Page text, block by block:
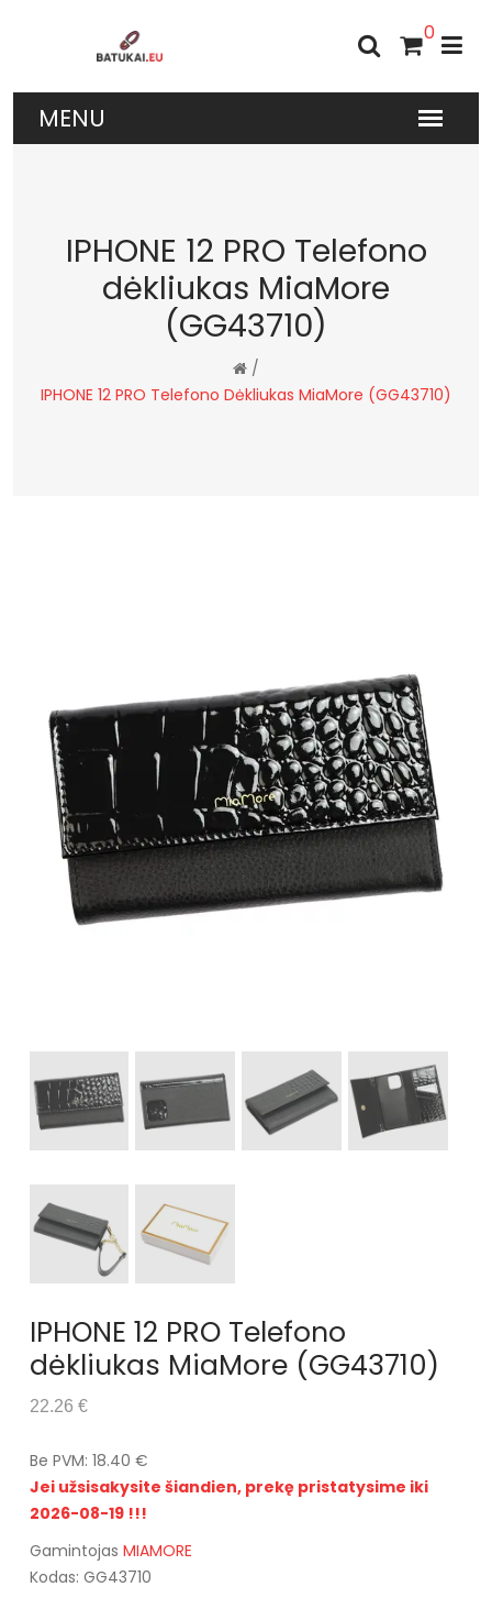
0
IPHONE 12 PRO Telefono
dėkliukas MiaMore
(GG43710)
/
IPHONE 12 PRO Telefono Dėkliukas MiaMore (GG43710)
IPHONE 12 PRO Telefono
dėkliukas MiaMore (GG43710)
22.26 €
Be PVM: 18.40 €
Jei užsisakysite šiandien, prekę pristatysime iki
2026-08-19 !!!
Gamintojas MIAMORE
Kodas: GG43710